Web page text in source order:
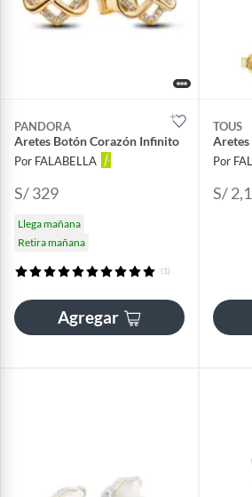
PANDORA
Aretes Botón Corazón Infinito
Por FALABELLA
S/ 329
Llega mañana
Retira mañana
(1)
Agregar
TOUS
Aretes
Por
S/